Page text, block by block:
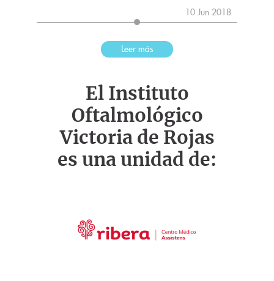
10 Jun 2018
Leer más
El Instituto
Oftalmológico
Victoria de Rojas
es una unidad de: